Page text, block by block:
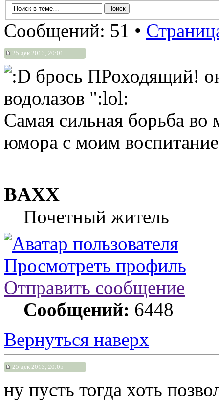
Сообщений: 51 •
25 дек 2013, 20:01
брось ПРоходящий!
водолазов ":lol:
Самая сильная борьба во
юмора с моим
BAXX
Почетный житель
Просмотреть профиль
Отправить сообщение
Сообщений: 6448
Вернуться наверх
25 дек 2013, 20:05
ну пусть тогда хоть